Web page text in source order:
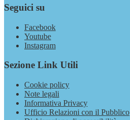
Seguici su
Facebook
Youtube
Instagram
Sezione Link Utili
Cookie policy
Note legali
Informativa Privacy
Ufficio Relazioni con il Pubblico